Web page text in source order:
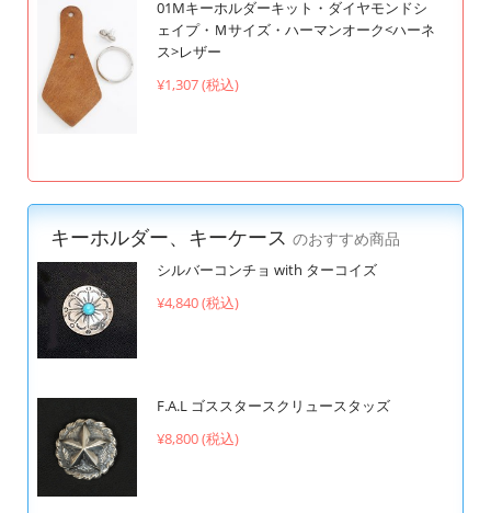
01Mキーホルダーキット・ダイヤモンドシ
ェイプ・Ｍサイズ・ハーマンオーク<ハーネ
ス>レザー
¥1,307 (税込)
キーホルダー、キーケース のおすすめ商品
シルバーコンチョ with ターコイズ
¥4,840 (税込)
F.A.L ゴススタースクリュースタッズ
¥8,800 (税込)